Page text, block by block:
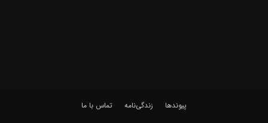
پیوندها زندگی‌نامه تماس با ما